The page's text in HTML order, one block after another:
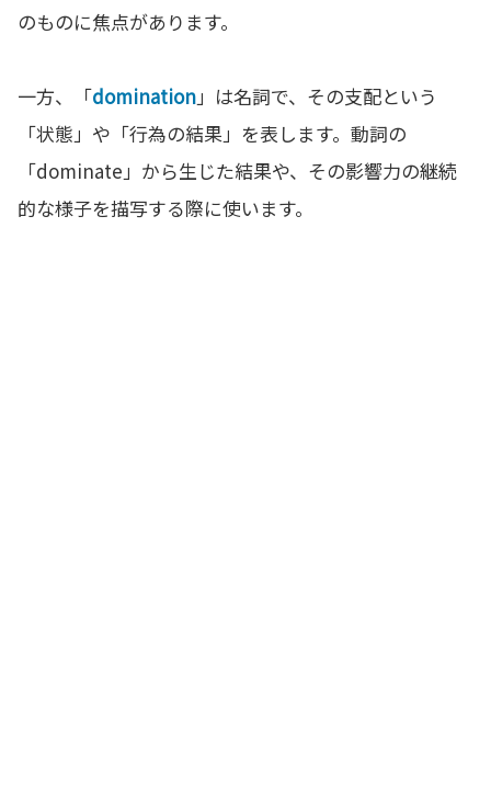
のものに焦点があります。
一方、「domination」は名詞で、その支配という
「状態」や「行為の結果」を表します。動詞の
「dominate」から生じた結果や、その影響力の継続
的な様子を描写する際に使います。